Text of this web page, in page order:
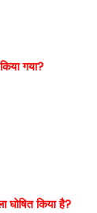
गया?
किया है?